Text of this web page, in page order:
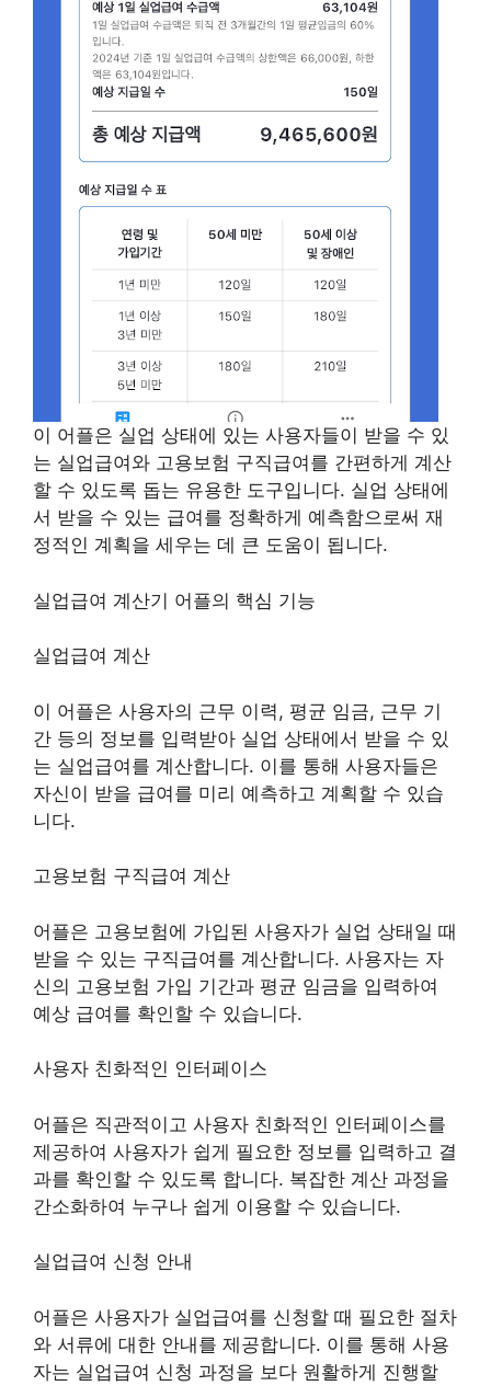
이 어플은 실업 상태에 있는 사용자들이 받을 수 있
는 실업급여와 고용보험 구직급여를 간편하게 계산
할 수 있도록 돕는 유용한 도구입니다. 실업 상태에
서 받을 수 있는 급여를 정확하게 예측함으로써 재
정적인 계획을 세우는 데 큰 도움이 됩니다.
실업급여 계산기 어플의 핵심 기능
실업급여 계산
이 어플은 사용자의 근무 이력, 평균 임금, 근무 기
간 등의 정보를 입력받아 실업 상태에서 받을 수 있
는 실업급여를 계산합니다. 이를 통해 사용자들은
자신이 받을 급여를 미리 예측하고 계획할 수 있습
니다.
고용보험 구직급여 계산
어플은 고용보험에 가입된 사용자가 실업 상태일 때
받을 수 있는 구직급여를 계산합니다. 사용자는 자
신의 고용보험 가입 기간과 평균 임금을 입력하여
예상 급여를 확인할 수 있습니다.
사용자 친화적인 인터페이스
어플은 직관적이고 사용자 친화적인 인터페이스를
제공하여 사용자가 쉽게 필요한 정보를 입력하고 결
과를 확인할 수 있도록 합니다. 복잡한 계산 과정을
간소화하여 누구나 쉽게 이용할 수 있습니다.
실업급여 신청 안내
어플은 사용자가 실업급여를 신청할 때 필요한 절차
와 서류에 대한 안내를 제공합니다. 이를 통해 사용
자는 실업급여 신청 과정을 보다 원활하게 진행할